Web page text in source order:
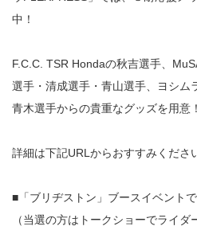
中！
F.C.C. TSR Hondaの秋吉選手、
選手・清成選手・青山選手、ヨシム
青木選手からの貴重なグッズを用意！
詳細は下記URLからおすすみくださ
■「ブリヂストン」ブースイベント
（当選の方はトークショーでライ